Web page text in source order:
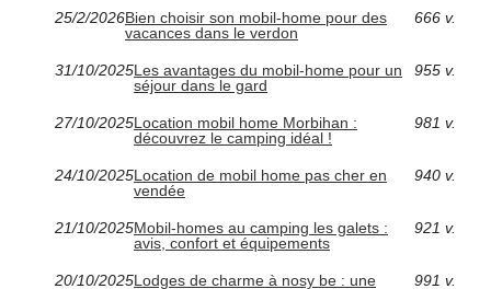
25/2/2026Bien choisir son mobil-home pour des
vacances dans le verdon
666 v.
31/10/2025Les avantages du mobil-home pour un
séjour dans le gard
955 v.
27/10/2025Location mobil home Morbihan :
découvrez le camping idéal !
981 v.
24/10/2025Location de mobil home pas cher en
vendée
940 v.
21/10/2025Mobil-homes au camping les galets :
avis, confort et équipements
921 v.
20/10/2025Lodges de charme à nosy be : une
991 v.